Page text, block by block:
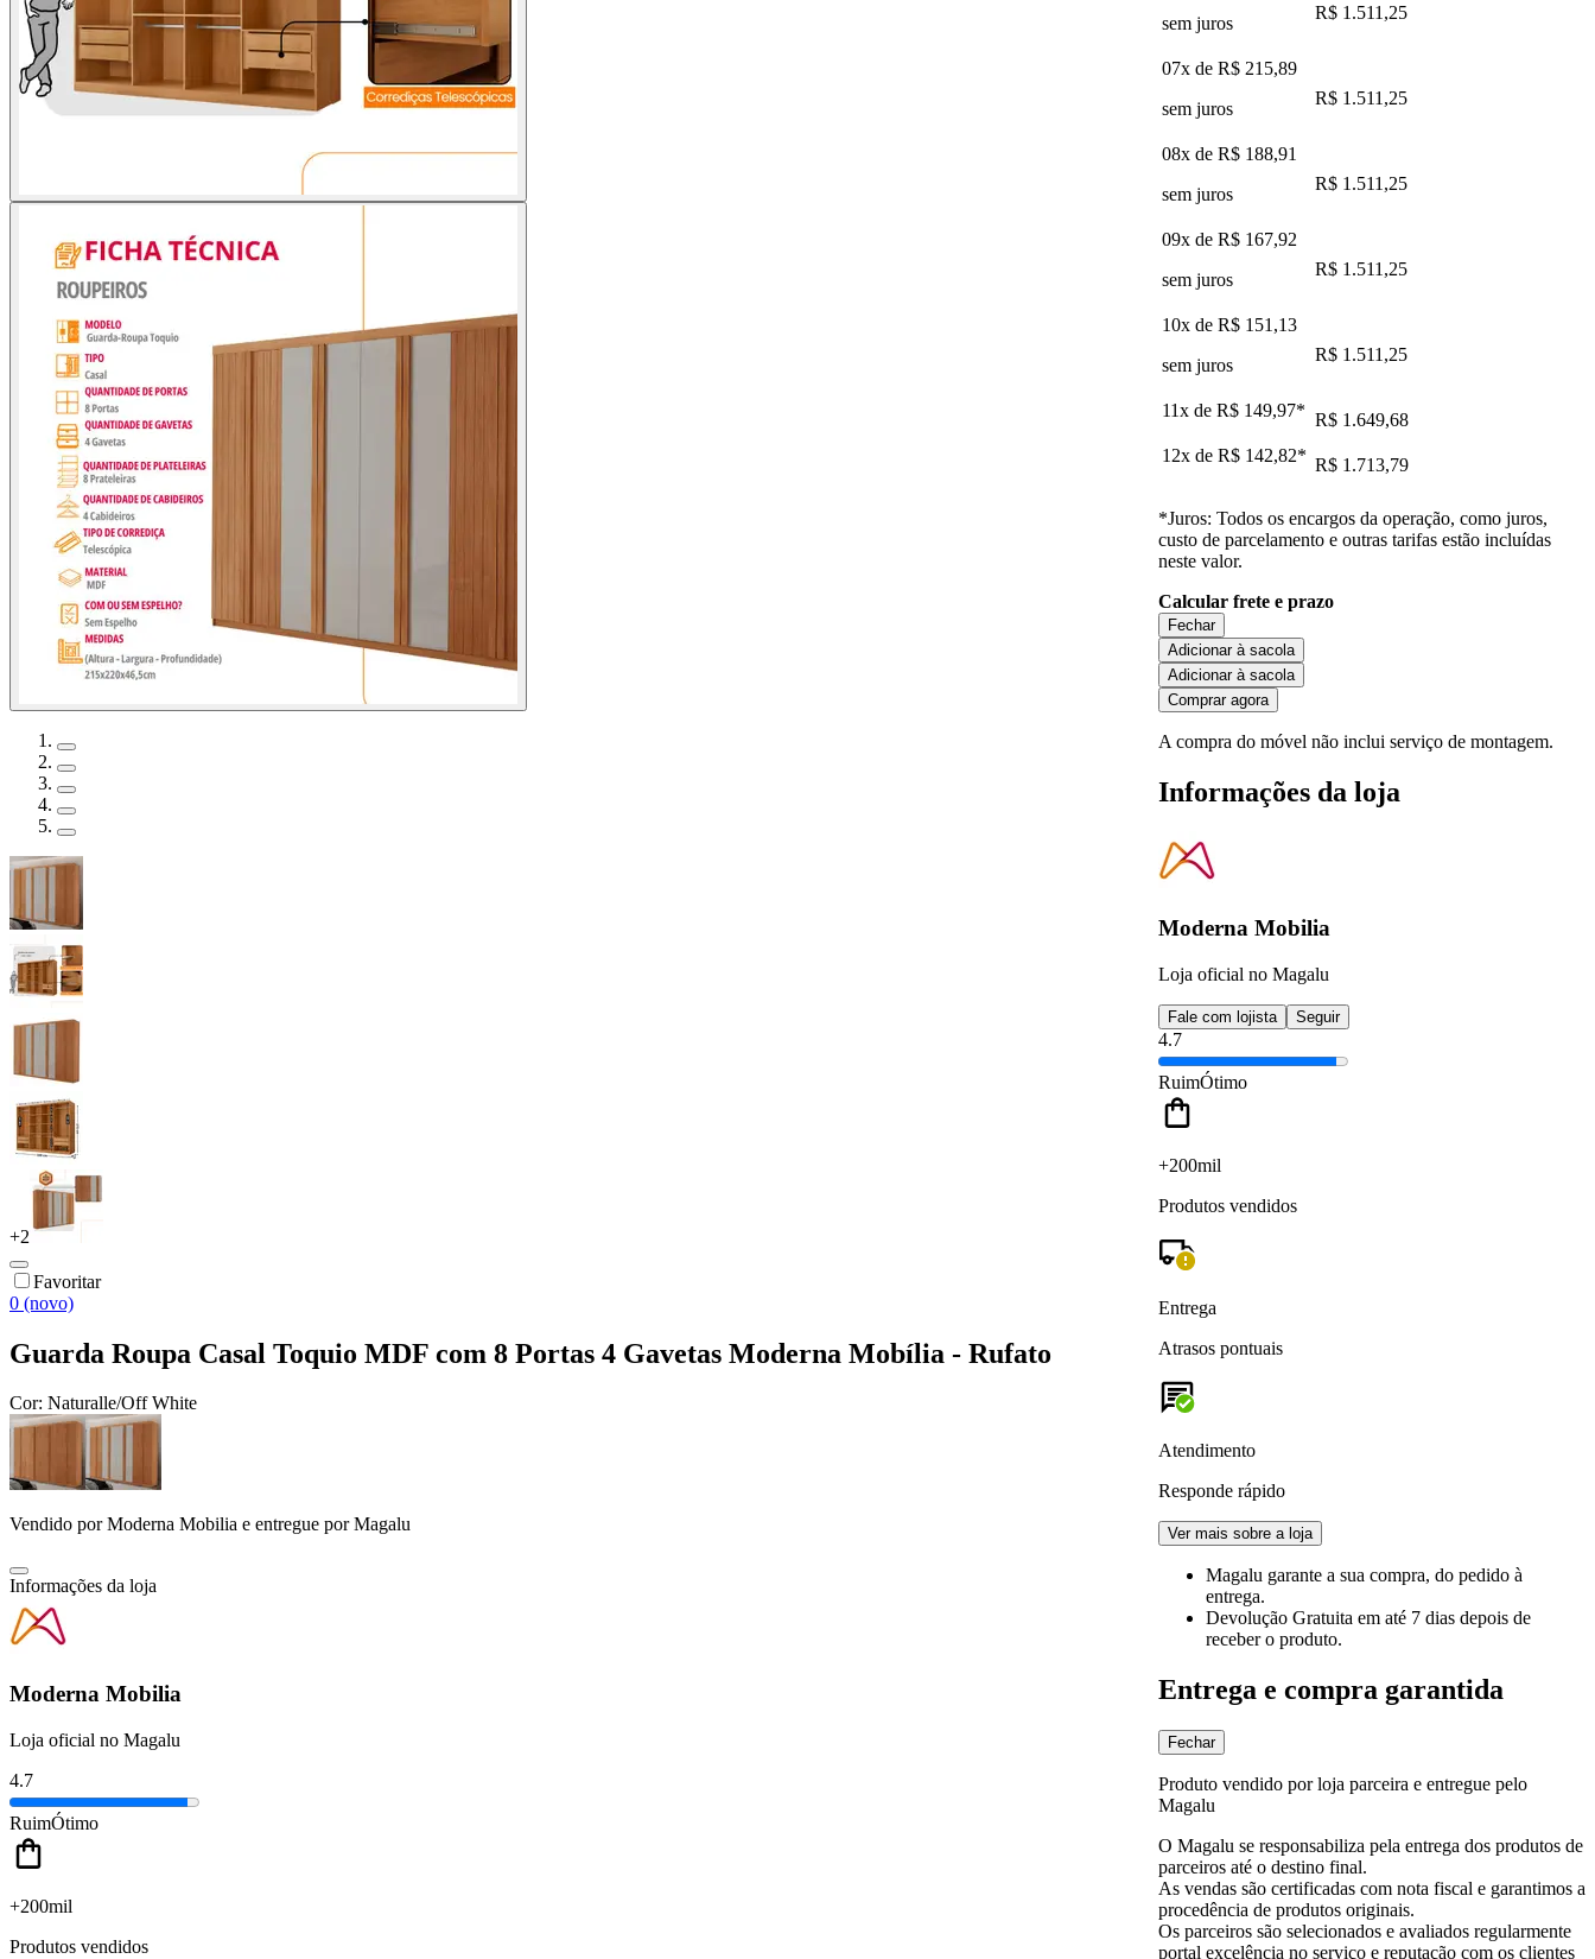
+2
Favoritar
0 (novo)
Guarda Roupa Casal Toquio MDF com 8 Portas 4 Gavetas Moderna Mobília - Rufato
Cor: Naturalle/Off White
Vendido porModerna Mobilia e entregue por Magalu
Informações da loja
Moderna Mobilia
Loja oficial no Magalu
4.7
RuimÓtimo
+200mil
Produtos vendidos
sem juros
R$ 1.511,25
07x de R$ 215,89
sem juros
R$ 1.511,25
08x de R$ 188,91
sem juros
R$ 1.511,25
09x de R$ 167,92
sem juros
R$ 1.511,25
10x de R$ 151,13
sem juros
R$ 1.511,25
11x de R$ 149,97* R$ 1.649,68
12x de R$ 142,82* R$ 1.713,79
*Juros: Todos os encargos da operação, como juros,
custo de parcelamento e outras tarifas estão incluídas
neste valor.
Calcular frete e prazo
Fechar
Adicionar à sacola
Adicionar à sacola
Comprar agora
A compra do móvel não inclui serviço de montagem.
Informações da loja
Moderna Mobilia
Loja oficial no Magalu
Fale com lojista Seguir
4.7
RuimÓtimo
+200mil
Produtos vendidos
Entrega
Atrasos pontuais
Atendimento
Responde rápido
Ver mais sobre a loja
Magalu garante a sua compra, do pedido à
entrega.
Devolução Gratuita em até 7 dias depois de
receber o produto.
Entrega e compra garantida
Fechar
Produto vendido por loja parceira e entregue pelo
Magalu
O Magalu se responsabiliza pela entrega dos produtos de
parceiros até o destino final.
As vendas são certificadas com nota fiscal e garantimos a
procedência de produtos originais.
Os parceiros são selecionados e avaliados regularmente
portal excelência no serviço e reputação com os clientes